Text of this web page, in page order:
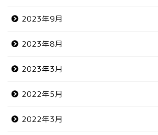
2023年9月
2023年8月
2023年3月
2022年5月
2022年3月